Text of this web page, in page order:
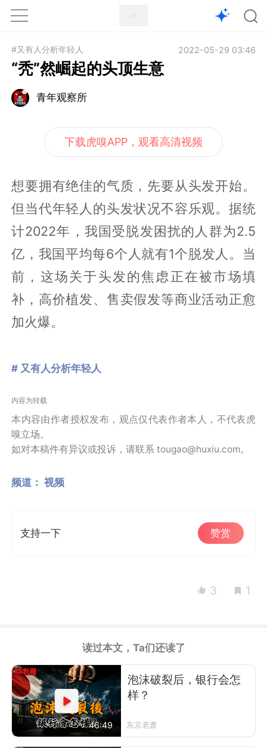
1X
#又有人分析年轻人 2022-05-29 03:46
“秃”然崛起的头顶生意
青年观察所
下载虎嗅APP，观看高清视频
想要拥有绝佳的气质，先要从头发开始。
但当代年轻人的头发状况不容乐观。据统
计2022年，我国受脱发困扰的人群为2.5
亿，我国平均每6个人就有1个脱发人。当
前，这场关于头发的焦虑正在被市场填
补，高价植发、售卖假发等商业活动正愈
加火爆。
# 又有人分析年轻人
内容为转载
本内容由作者授权发布，观点仅代表作者本人，不代表虎
嗅立场。
如对本稿件有异议或投诉，请联系 tougao@huxiu.com。
频道： 视频
支持一下 赞赏
3 1
读过本文，Ta们还读了
46:49
泡沫破裂后，银行会怎
样？
东京老萧